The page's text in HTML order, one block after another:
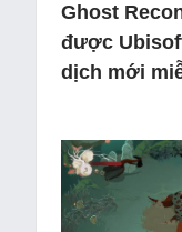
Ghost
được
dịch mới